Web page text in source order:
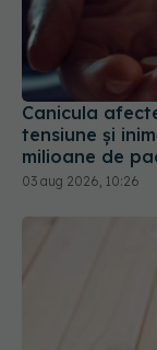
Canicula
tensiune și
milioane de
03 aug 2026, 10:26